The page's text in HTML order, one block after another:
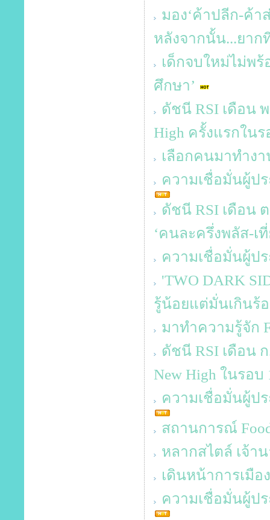
มอง‘ค้าปลีก-ค้า
หลังจากนั้น...ยาก
เด็กจบใหม่ไม่พร้
ศึกษา’
ดัชนี RSI เดือน
High ครั้งแรกในร
เลือกคนมาทำง
ความเชื่อมั่นผู้ป
ดัชนี RSI เดือน
‘คนละครึ่งพลัส-เ
ความเชื่อมั่นผู้ป
'TWO DARK
รู้น้อยแต่มั่นเกินร้
มาทำความรู้จัก
ดัชนี RSI เดือน
New High ในรอบ
ความเชื่อมั่นผู้ป
สถานการณ์
หลากสไตล์ เจ้า
เดินหน้าการเมือ
ความเชื่อมั่นผู้ป